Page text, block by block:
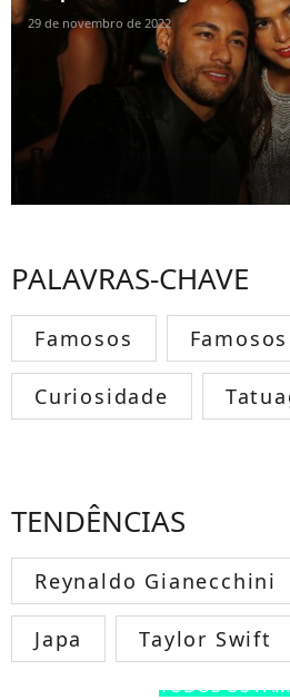
29 de novembro de 2022
PALAVRAS-CHAVE
Famosos
Curiosidade
TENDÊNCIAS
Reynaldo Gianecchini
Japa Taylor Swift
TODOS OS